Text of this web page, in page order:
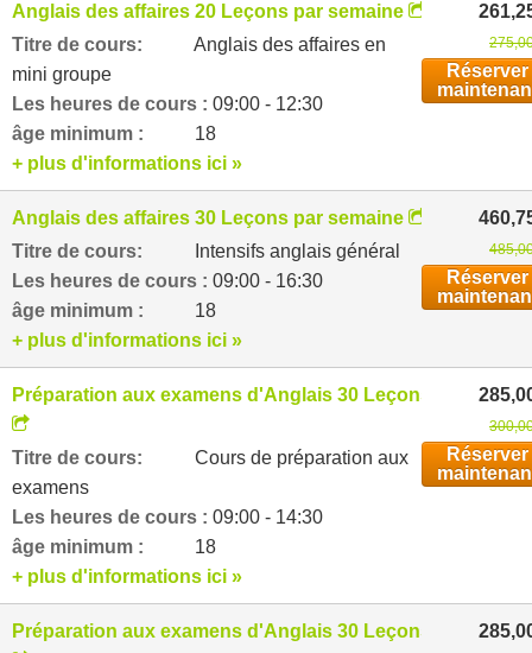
Anglais des affaires 20 Leçons par semaine
Titre de cours:
Anglais des affaires en
mini groupe
Les heures de cours : 09:00 - 12:30
âge minimum :
18
Réserver
+ plus d'informations ici »
Anglais des affaires 30 Leçons par semaine
Titre de cours:
Intensifs anglais général
Les heures de cours : 09:00 - 16:30
âge minimum :
18
Réserver
+ plus d'informations ici »
Préparation aux examens d'Anglais 30 Leçons par
Titre de cours:
Cours de préparation aux
examens
Les heures de cours : 09:00 - 14:30
âge minimum :
18
Réserver
+ plus d'informations ici »
Préparation aux examens d'Anglais 30 Leçons par